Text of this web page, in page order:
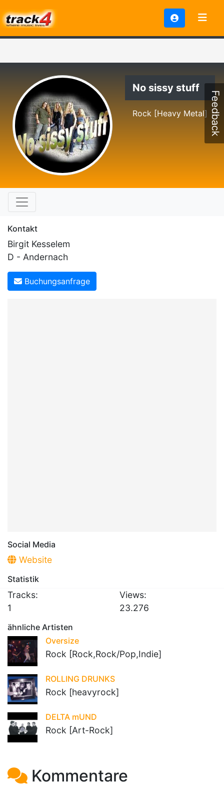
No sissy stuff
Rock [Heavy Metal]
Kontakt
Birgit Kesselem
D - Andernach
Buchungsanfrage
Social Media
Website
Statistik
Tracks:
1
Views:
23.276
ähnliche Artisten
Oversize
Rock [Rock,Rock/Pop,Indie]
ROLLING DRUNKS
Rock [heavyrock]
DELTA mUND
Rock [Art-Rock]
Kommentare
Feedback